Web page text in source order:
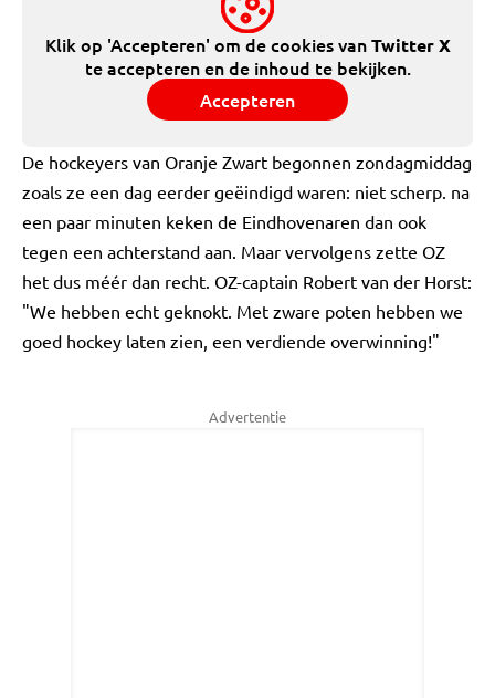
Klik op 'Accepteren' om de cookies vanTwitter X
te accepteren en de inhoud te bekijken.
Accepteren
De hockeyers van Oranje Zwart begonnen zondagmiddag
zoals ze een dag eerder geëindigd waren: niet scherp. na
een paar minuten keken de Eindhovenaren dan ook
tegen een achterstand aan. Maar vervolgens zette OZ
het dus méér dan recht. OZ-captain Robert van der Horst:
"We hebben echt geknokt. Met zware poten hebben we
goed hockey laten zien, een verdiende overwinning!"
Advertentie